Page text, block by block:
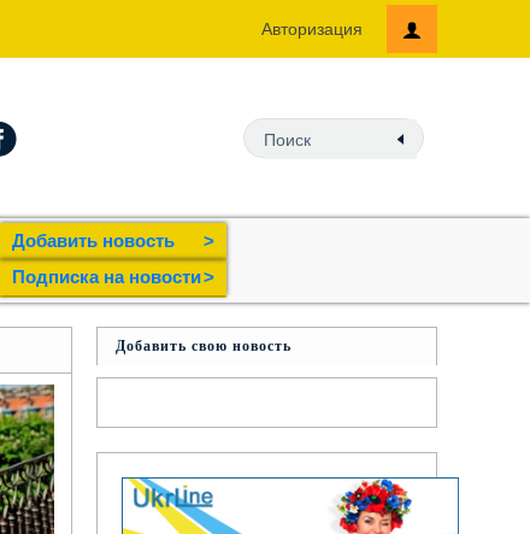
Авторизация
Добавить новость
>
Подпиcка на новости>
Добавить свою новость